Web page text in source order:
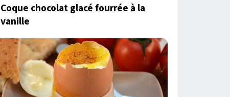
Coque chocolat glacé fourrée à la
vanille